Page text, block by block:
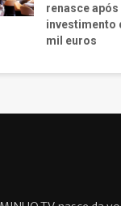
renasce após
investimento
mil euros